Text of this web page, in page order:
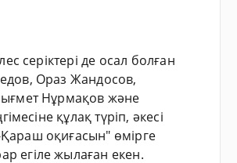
серіктері де осал болған
Ораз Жандосов,
Нұрмақов және
құлақ түріп, әкесі
оқиғасын" өмірге
егіле жылаған екен.